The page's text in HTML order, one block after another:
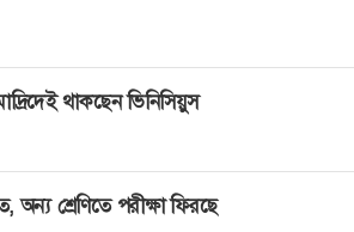
থাকছেন ভিনিসিয়ুস
অন্য শ্রেণিতে পরীক্ষা ফিরছে